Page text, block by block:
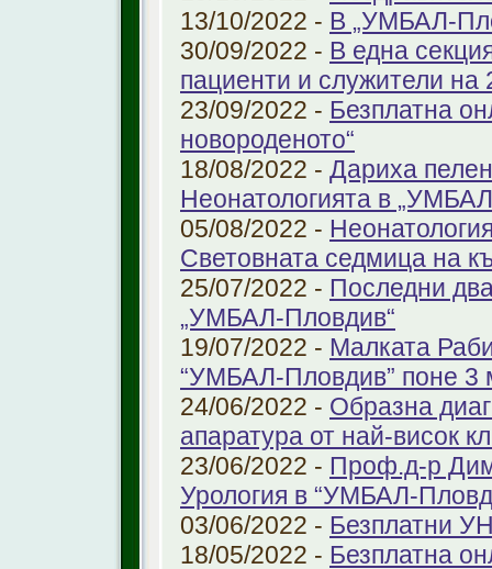
13/10/2022 - В „УМБАЛ-
30/09/2022 - В една
пациенти и служители на
23/09/2022 - Безплатна
новороденото“
18/08/2022 - Дариха
Неонатологията в
05/08/2022 -
Световната седмица на
25/07/2022 - Последни
„УМБАЛ-Пловдив“
19/07/2022 - Малката
“УМБАЛ-Пловдив” поне 3
24/06/2022 - Образна
апаратура от най-висок
23/06/2022 - Проф.д-р
Урология в “УМБАЛ-
03/06/2022 - Безплатни
18/05/2022 - Безплатна